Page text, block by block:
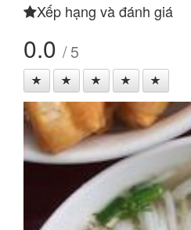
Xếp hạng và đánh giá
0.0 / 5